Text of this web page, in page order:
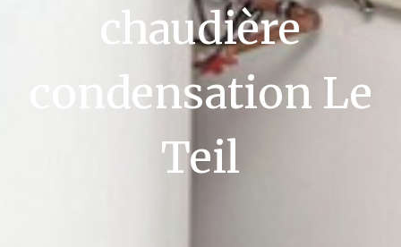
chaudière
condensation Le
Teil